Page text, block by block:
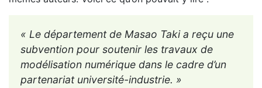
« Le département de Masao Taki a reçu une
subvention pour soutenir les travaux de
modélisation numérique dans le cadre d’un
partenariat université-industrie. »